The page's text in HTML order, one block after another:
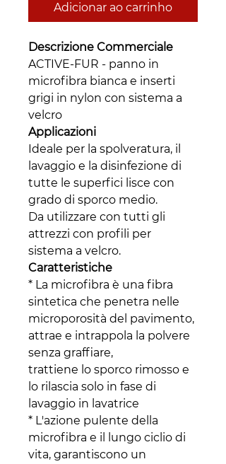
Adicionar ao carrinho
Descrizione Commerciale
ACTIVE-FUR - panno in
microfibra bianca e inserti
grigi in nylon con sistema a
velcro
Applicazioni
Ideale per la spolveratura, il
lavaggio e la disinfezione di
tutte le superfici lisce con
grado di sporco medio.
Da utilizzare con tutti gli
attrezzi con profili per
sistema a velcro.
Caratteristiche
* La microfibra è una fibra
sintetica che penetra nelle
microporosità del pavimento,
attrae e intrappola la polvere
senza graffiare,
trattiene lo sporco rimosso e
lo rilascia solo in fase di
lavaggio in lavatrice
* L'azione pulente della
microfibra e il lungo ciclio di
vita, garantiscono un